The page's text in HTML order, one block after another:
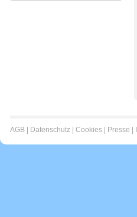
AGB Datenschutz Cookies Presse